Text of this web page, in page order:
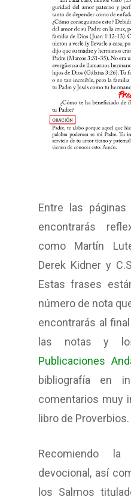
Entre las
encontrarás
como Martín
Derek Kidner y
Estas frases
número de nota
encontrarás al
las notas y los
Publicaciones
bibliografía en
comentarios muy
libro de Proverbios.
Recomiendo
devocional, así
los Salmos